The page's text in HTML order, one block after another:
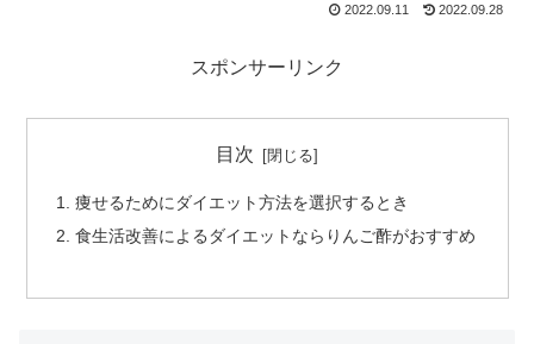
2022.09.11 2022.09.28
スポンサーリンク
目次
痩せるためにダイエット方法を選択するとき
食生活改善によるダイエットならりんご酢がおすすめ